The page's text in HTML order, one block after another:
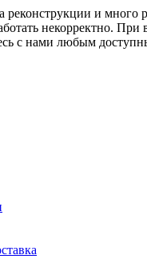
реконструкции и много
некорректно. При
с нами любым